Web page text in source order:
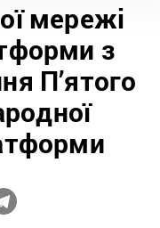
мережі
з
П’ятого